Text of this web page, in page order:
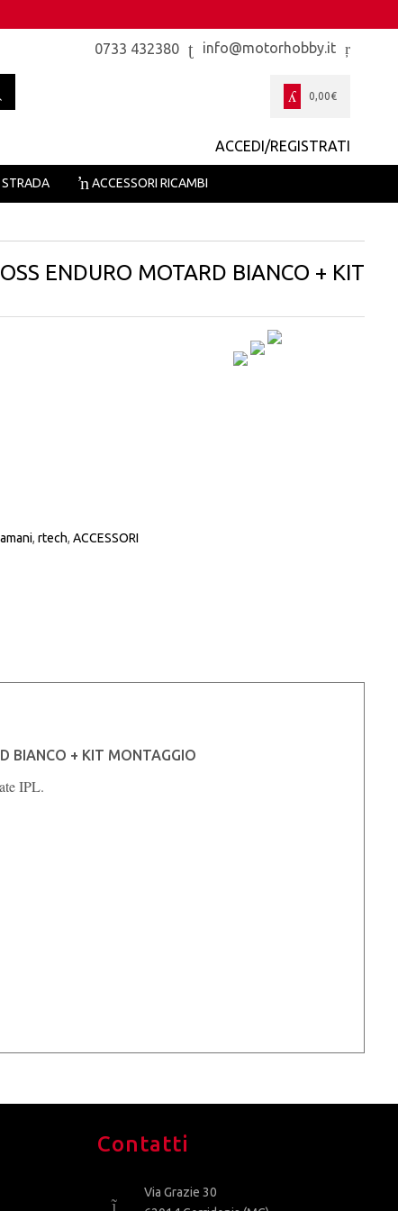
info@motorhobby.it
0733 432380
0,00€
ACCEDI/REGISTRATI
ACCESSORI RICAMBI
ENDURO MOTARD BIANCO + KIT
,rtech,ACCESSORI
BIANCO + KIT MONTAGGIO
IPL.
Contatti
Via Grazie 30